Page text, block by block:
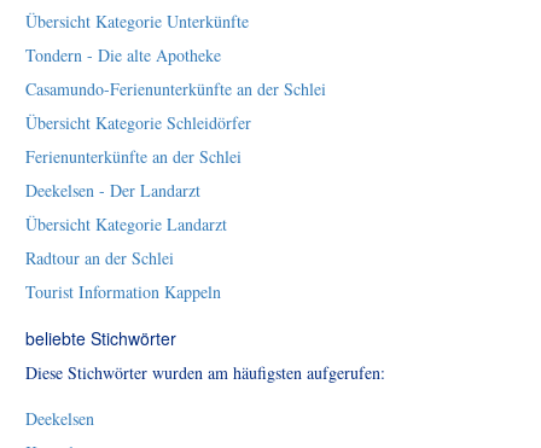
Übersicht Kategorie Unterkünfte
Tondern - Die alte Apotheke
Casamundo-Ferienunterkünfte an der Schlei
Übersicht Kategorie Schleidörfer
Ferienunterkünfte an der Schlei
Deekelsen - Der Landarzt
Übersicht Kategorie Landarzt
Radtour an der Schlei
Tourist Information Kappeln
beliebte Stichwörter
Diese Stichwörter wurden am häufigsten aufgerufen:
Deekelsen